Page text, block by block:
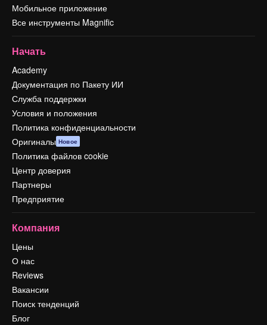
Мобильное приложение
Все инструменты Magnific
Начать
Academy
Документация по Пакету ИИ
Служба поддержки
Условия и положения
Политика конфиденциальности
Оригиналы Новое
Политика файлов cookie
Центр доверия
Партнеры
Предприятие
Компания
Цены
О нас
Reviews
Вакансии
Поиск тенденций
Блог